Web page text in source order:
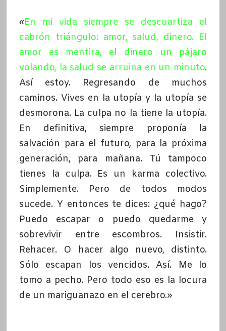
«En mi vida siempre se descuartiza el
cabrón triángulo: amor, salud, dinero. El
amor es mentira, el dinero un pájaro
volando, la salud se arruina en un minuto.
Así estoy. Regresando de muchos
caminos. Vives en la utopía y la utopía se
desmorona. La culpa no la tiene la utopía.
En definitiva, siempre proponía la
salvación para el futuro, para la próxima
generación, para mañana. Tú tampoco
tienes la culpa. Es un karma colectivo.
Simplemente. Pero de todos modos
sucede. Y entonces te dices: ¿qué hago?
Puedo escapar o puedo quedarme y
sobrevivir entre escombros. Insistir.
Rehacer. O hacer algo nuevo, distinto.
Sólo escapan los vencidos. Así. Me lo
tomo a pecho. Pero todo eso es la locura
de un mariguanazo en el cerebro.»